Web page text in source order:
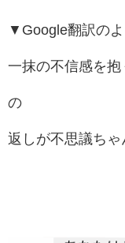
▼Google翻訳の
一抹の不信感を抱
の
返しが不思議ちゃ